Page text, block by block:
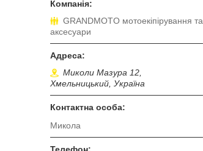
GRANDMOTO мотоекіпірування та
аксесуари
Миколи Мазура 12,
Хмельницький, Україна
Микола